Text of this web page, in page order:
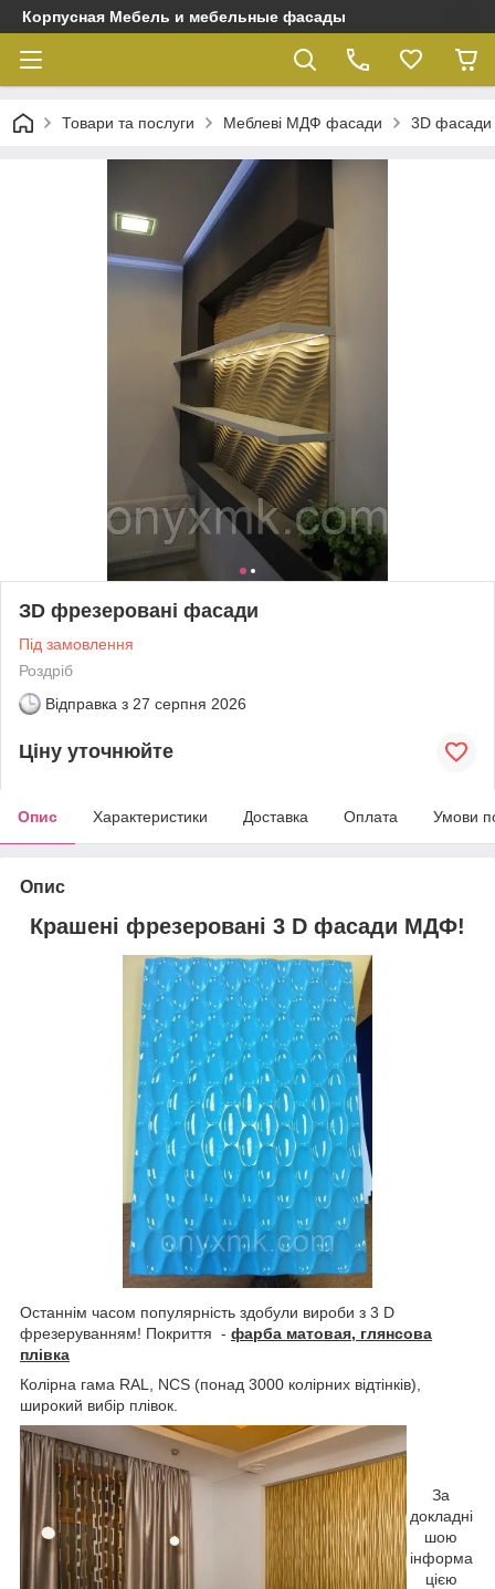
Корпусная Мебель и мебельные фасады
Товари та послуги Меблеві МДФ фасади 3D фасади
ЗD фрезеровані фасади
Під замовлення
Роздріб
Відправка з 27 серпня 2026
Ціну уточнюйте
Опис Характеристики Доставка Оплата Умови
Опис
Крашені фрезеровані 3 D фасади МДФ!
Останнім часом популярність здобули вироби з 3 D
фрезеруванням! Покриття - фарба матовая, глянсова
плівка
Колірна гама RAL, NCS (понад 3000 колірних відтінків),
широкий вибір плівок.
За
докладні
шою
інформа
цією